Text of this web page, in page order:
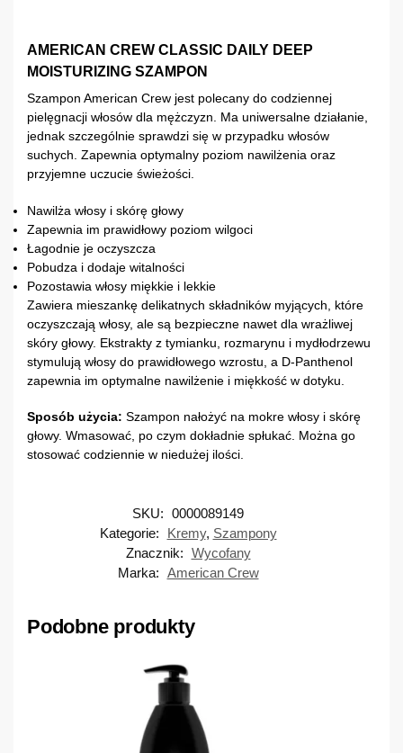
AMERICAN CREW CLASSIC DAILY DEEP
MOISTURIZING SZAMPON
Szampon American Crew jest polecany do codziennej
pielęgnacji włosów dla mężczyzn. Ma uniwersalne działanie,
jednak szczególnie sprawdzi się w przypadku włosów
suchych. Zapewnia optymalny poziom nawilżenia oraz
przyjemne uczucie świeżości.
Nawilża włosy i skórę głowy
Zapewnia im prawidłowy poziom wilgoci
Łagodnie je oczyszcza
Pobudza i dodaje witalności
Pozostawia włosy miękkie i lekkie
Zawiera mieszankę delikatnych składników myjących, które
oczyszczają włosy, ale są bezpieczne nawet dla wrażliwej
skóry głowy. Ekstrakty z tymianku, rozmarynu i mydłodrzewu
stymulują włosy do prawidłowego wzrostu, a D-Panthenol
zapewnia im optymalne nawilżenie i miękkość w dotyku.
Sposób użycia: Szampon nałożyć na mokre włosy i skórę
głowy. Wmasować, po czym dokładnie spłukać. Można go
stosować codziennie w niedużej ilości.
SKU: 0000089149
Kategorie:
Kremy, Szampony
Znacznik: Wycofany
Marka: American Crew
Podobne produkty